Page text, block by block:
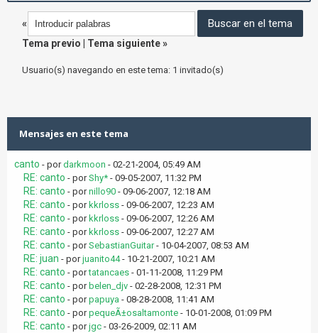
«
Tema previo
Tema siguiente»
Usuario(s) navegando en este tema: 1 invitado(s)
Mensajes en este tema
canto - pordarkmoon - 02-21-2004, 05:49 AM
RE: canto - porShy* - 09-05-2007, 11:32 PM
RE: canto - pornillo90 - 09-06-2007, 12:18 AM
RE: canto - por kkrloss - 09-06-2007, 12:23 AM
RE: canto - por kkrloss - 09-06-2007, 12:26 AM
RE: canto - por kkrloss - 09-06-2007, 12:27 AM
RE: canto - porSebastianGuitar- 10-04-2007, 08:53 AM
RE: juan - porjuanito44- 10-21-2007, 10:21 AM
RE: canto - portatancaes - 01-11-2008, 11:29 PM
RE: canto - por belen_djv - 02-28-2008, 12:31 PM
RE: canto - porpapuya - 08-28-2008, 11:41 AM
RE: canto - porpequeÃ±osaltamonte - 10-01-2008, 01:09 PM
RE: canto - porjgc - 03-26-2009, 02:11 AM